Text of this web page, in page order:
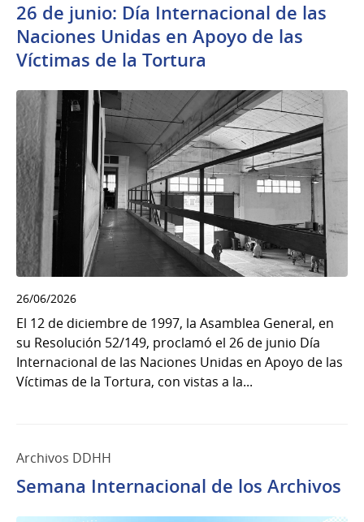
26 de junio: Día Internacional de las
Naciones Unidas en Apoyo de las
Víctimas de la Tortura
26/06/2026
El 12 de diciembre de 1997, la Asamblea General, en
su Resolución 52/149, proclamó el 26 de junio Día
Internacional de las Naciones Unidas en Apoyo de las
Víctimas de la Tortura, con vistas a la...
Archivos DDHH
Semana Internacional de los Archivos